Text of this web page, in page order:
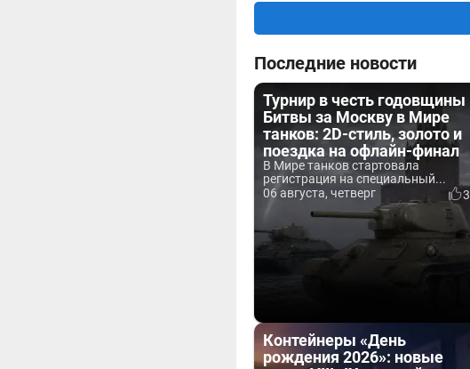
Последние новости
Турнир в честь годовщины
Битвы за Москву в Мире
танков: 2D-стиль, золото и
поездка на офлайн-финал
В Мире танков стартовала
регистрация на специальный...
06 августа, четверг
3
Контейнеры «День
рождения 2026»: новые